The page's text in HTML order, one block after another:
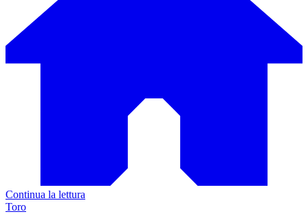
Continua la lettura
Toro